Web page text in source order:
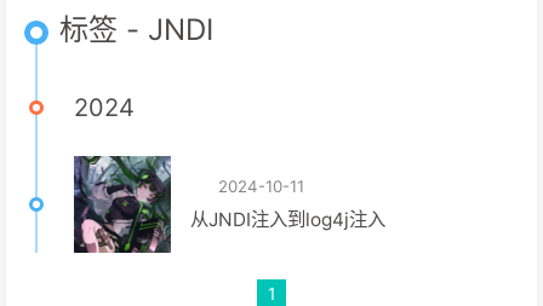
标签 - JNDI
2024
2024-10-11
从JNDI注入到log4j注入
1